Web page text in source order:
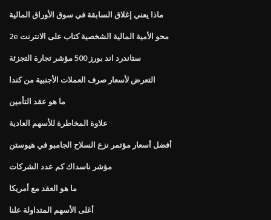
ماذا يعني إغلاق السابقة في سوق الأوراق المالية
2e محو الأمية المالية الشخصية كتاب على الانترنت
ستاندرد اند بورز 500 مؤشر تجارة التجزئة
التعرض لأسعار صرف العملات الأجنبية من كندا
ما هو عقد التأمين
علاوة المخاطرة للأسهم العادية
أفضل أسعار مؤتمر نزع السلاح الجامبو في هيوستن
مؤشر ناسداك كم عدد الشركات
ما هو العقد مع أمريكا
أغلى الأسهم المتداولة علنا